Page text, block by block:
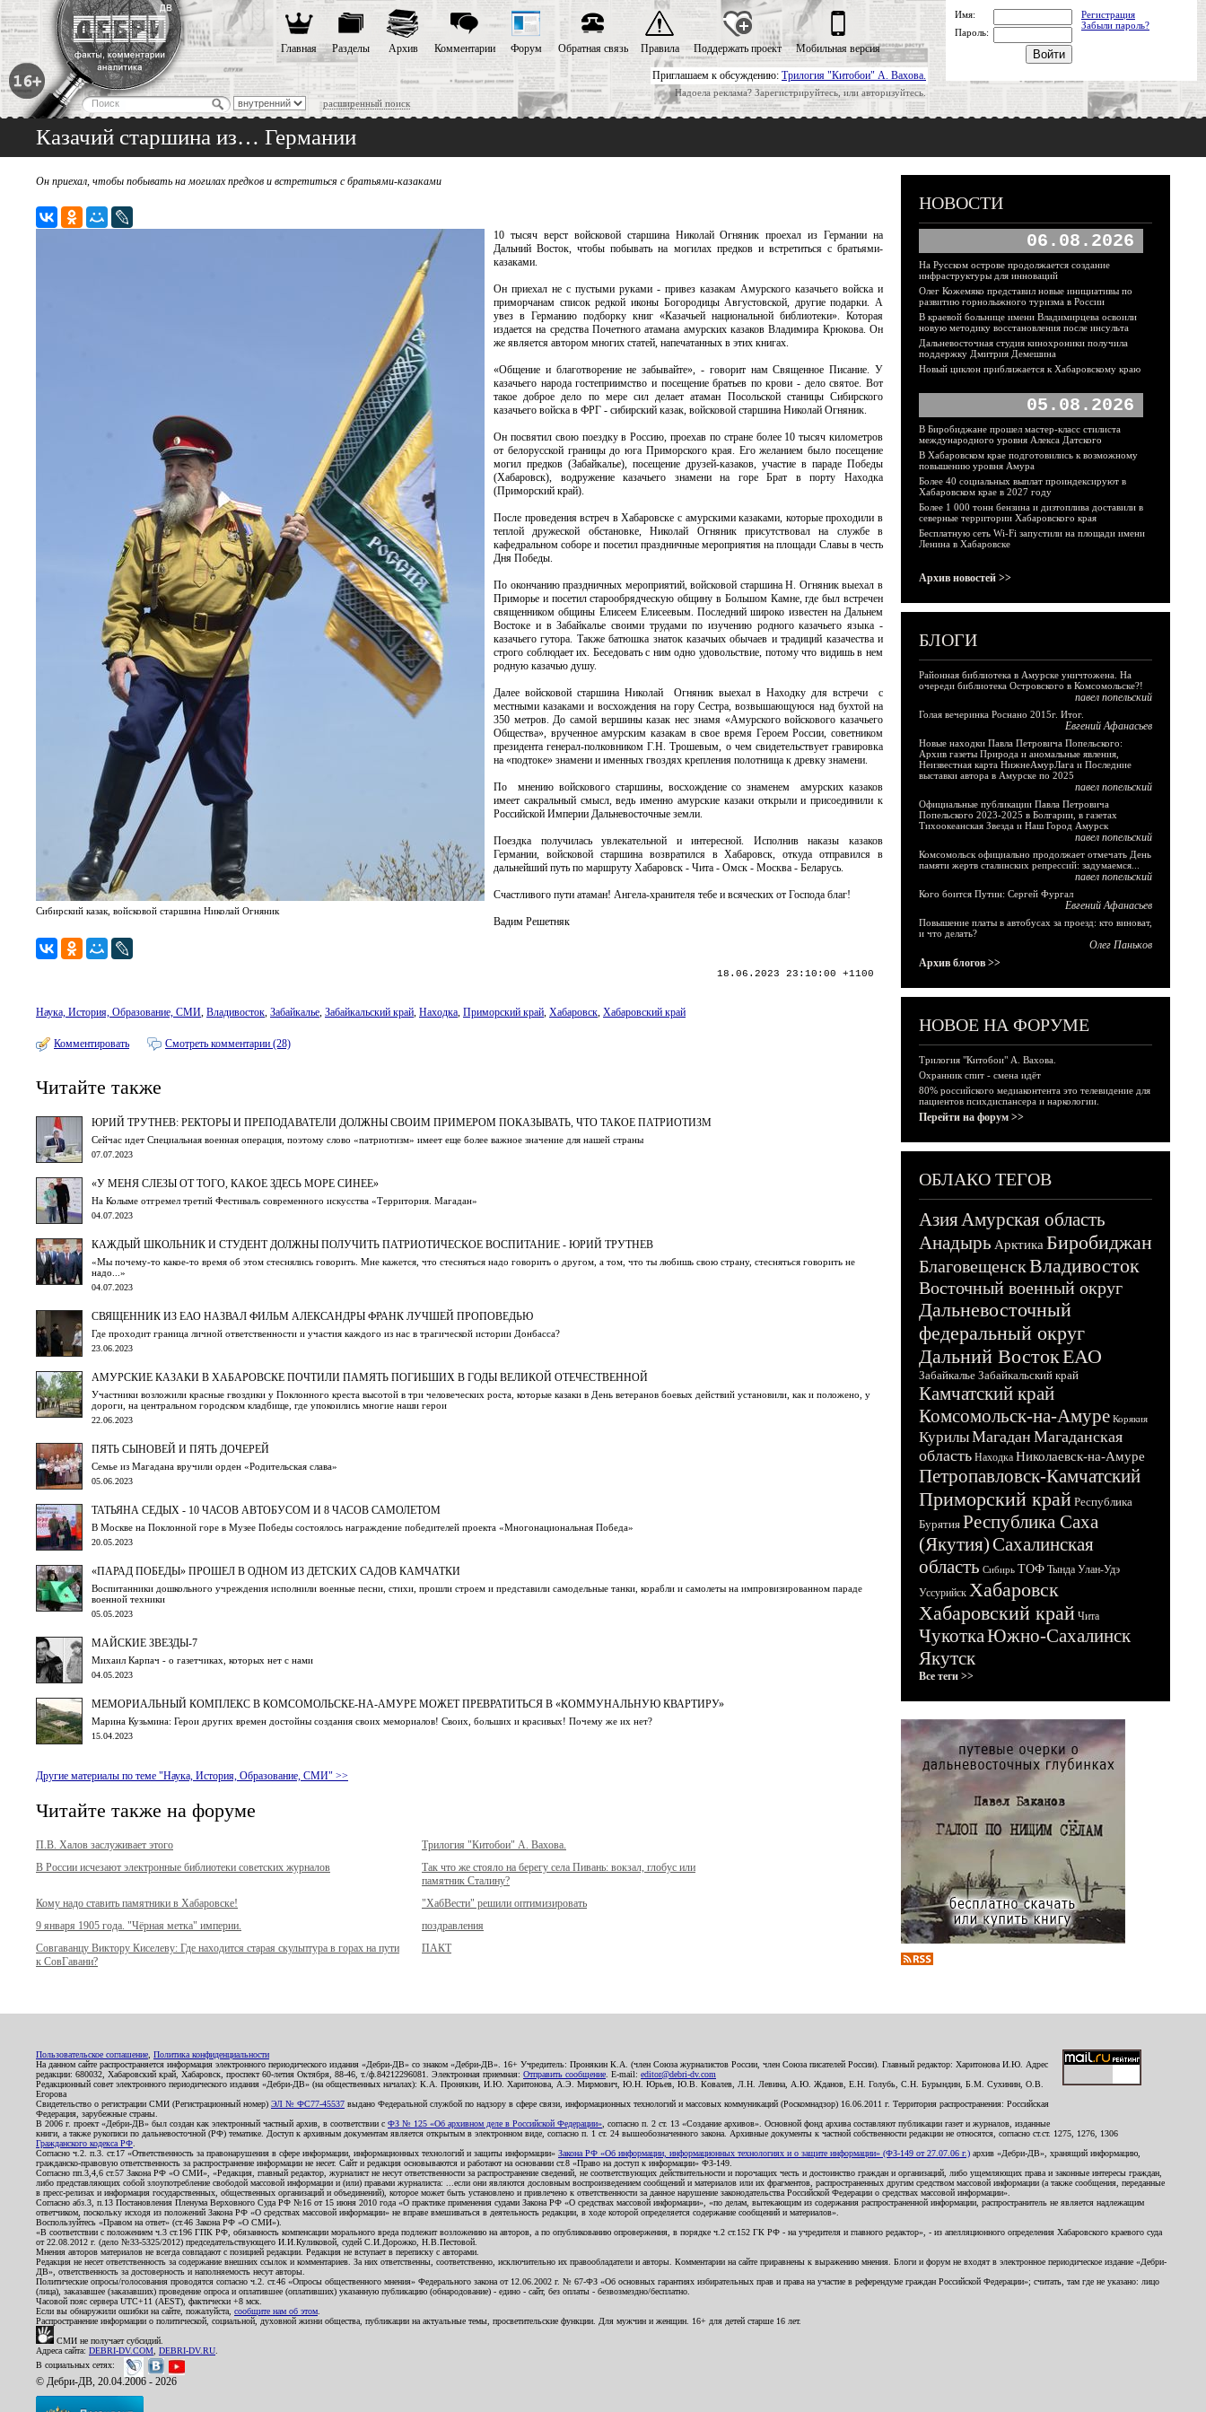
Приглашаем к обсуждению: Трилогия "Китобои" А. Вахова.
Надоела реклама? Зарегистрируйтесь, или авторизуйтесь.
расширенный поиск
Главная Разделы Архив Комментарии Форум Обратная связь Правила Поддержать проект Мобильная версия
Имя:
Регистрация
Забыли пароль?
Пароль:
Казачий старшина из… Германии
Он приехал, чтобы побывать на могилах предков и встретиться с братьями-казаками
Сибирский казак, войсковой старшина Николай Огняник
10 тысяч верст войсковой старшина Николай Огняник проехал из Германии на
Дальний Восток, чтобы побывать на могилах предков и встретиться с братьями-
казаками.
Он приехал не с пустыми руками - привез казакам Амурского казачьего войска и
приморчанам список редкой иконы Богородицы Августовской, другие подарки. А
увез в Германию подборку книг «Казачьей национальной библиотеки». Которая
издается на средства Почетного атамана амурских казаков Владимира Крюкова. Он
же является автором многих статей, напечатанных в этих книгах.
«Общение и благотворение не забывайте», - говорит нам Священное Писание. У
казачьего народа гостеприимство и посещение братьев по крови - дело святое. Вот
такое доброе дело по мере сил делает атаман Посольской станицы Сибирского
казачьего войска в ФРГ - сибирский казак, войсковой старшина Николай Огняник.
Он посвятил свою поездку в Россию, проехав по стране более 10 тысяч километров
от белорусской границы до юга Приморского края. Его желанием было посещение
могил предков (Забайкалье), посещение друзей-казаков, участие в параде Победы
(Хабаровск), водружение казачьего знамени на горе Брат в порту Находка
(Приморский край).
После проведения встреч в Хабаровске с амурскими казаками, которые проходили в
теплой дружеской обстановке, Николай Огняник присутствовал на службе в
кафедральном соборе и посетил праздничные мероприятия на площади Славы в честь
Дня Победы.
По окончанию праздничных мероприятий, войсковой старшина Н. Огняник выехал в
Приморье и посетил старообрядческую общину в Большом Камне, где был встречен
священником общины Елисеем Елисеевым. Последний широко известен на Дальнем
Востоке и в Забайкалье своими трудами по изучению родного казачьего языка -
казачьего гутора. Также батюшка знаток казачьих обычаев и традиций казачества и
строго соблюдает их. Беседовать с ним одно удовольствие, потому что видишь в нем
родную казачью душу.
Далее войсковой старшина Николай Огняник выехал в Находку для встречи с
местными казаками и восхождения на гору Сестра, возвышающуюся над бухтой на
350 метров. До самой вершины казак нес знамя «Амурского войскового казачьего
Общества», врученное амурским казакам в свое время Героем России, советником
президента генерал-полковником Г.Н. Трошевым, о чем свидетельствует гравировка
на «подтоке» знамени и именных гвоздях крепления полотнища к древку знамени.
По мнению войскового старшины, восхождение со знаменем амурских казаков
имеет сакральный смысл, ведь именно амурские казаки открыли и присоединили к
Российской Империи Дальневосточные земли.
Поездка получилась увлекательной и интересной. Исполнив наказы казаков
Германии, войсковой старшина возвратился в Хабаровск, откуда отправился в
дальнейший путь по маршруту Хабаровск - Чита - Омск - Москва - Беларусь.
Счастливого пути атаман! Ангела-хранителя тебе и всяческих от Господа благ!
Вадим Решетняк
18.06.2023 23:10:00 +1100
Наука, История, Образование, СМИ, Владивосток, Забайкалье, Забайкальский край, Находка, Приморский край, Хабаровск, Хабаровский край
Комментировать Смотреть комментарии (28)
Читайте также
ЮРИЙ ТРУТНЕВ: РЕКТОРЫ И ПРЕПОДАВАТЕЛИ ДОЛЖНЫ СВОИМ ПРИМЕРОМ ПОКАЗЫВАТЬ, ЧТО ТАКОЕ ПАТРИОТИЗМ
Сейчас идет Специальная военная операция, поэтому слово «патриотизм» имеет еще более важное значение для нашей страны
07.07.2023
«У МЕНЯ СЛЕЗЫ ОТ ТОГО, КАКОЕ ЗДЕСЬ МОРЕ СИНЕЕ»
На Колыме отгремел третий Фестиваль современного искусства «Территория. Магадан»
04.07.2023
КАЖДЫЙ ШКОЛЬНИК И СТУДЕНТ ДОЛЖНЫ ПОЛУЧИТЬ ПАТРИОТИЧЕСКОЕ ВОСПИТАНИЕ - ЮРИЙ ТРУТНЕВ
«Мы почему-то какое-то время об этом стеснялись говорить. Мне кажется, что стесняться надо говорить о другом, а том, что ты любишь свою страну, стесняться говорить не
надо...»
04.07.2023
СВЯЩЕННИК ИЗ ЕАО НАЗВАЛ ФИЛЬМ АЛЕКСАНДРЫ ФРАНК ЛУЧШЕЙ ПРОПОВЕДЬЮ
Где проходит граница личной ответственности и участия каждого из нас в трагической истории Донбасса?
23.06.2023
АМУРСКИЕ КАЗАКИ В ХАБАРОВСКЕ ПОЧТИЛИ ПАМЯТЬ ПОГИБШИХ В ГОДЫ ВЕЛИКОЙ ОТЕЧЕСТВЕННОЙ
Участники возложили красные гвоздики у Поклонного креста высотой в три человеческих роста, которые казаки в День ветеранов боевых действий установили, как и положено, у
дороги, на центральном городском кладбище, где упокоились многие наши герои
22.06.2023
ПЯТЬ СЫНОВЕЙ И ПЯТЬ ДОЧЕРЕЙ
Семье из Магадана вручили орден «Родительская слава»
05.06.2023
ТАТЬЯНА СЕДЫХ - 10 ЧАСОВ АВТОБУСОМ И 8 ЧАСОВ САМОЛЕТОМ
В Москве на Поклонной горе в Музее Победы состоялось награждение победителей проекта «Многонациональная Победа»
20.05.2023
«ПАРАД ПОБЕДЫ» ПРОШЕЛ В ОДНОМ ИЗ ДЕТСКИХ САДОВ КАМЧАТКИ
Воспитанники дошкольного учреждения исполнили военные песни, стихи, прошли строем и представили самодельные танки, корабли и самолеты на импровизированном параде
военной техники
05.05.2023
МАЙСКИЕ ЗВЕЗДЫ-7
Михаил Карпач - о газетчиках, которых нет с нами
04.05.2023
МЕМОРИАЛЬНЫЙ КОМПЛЕКС В КОМСОМОЛЬСКЕ-НА-АМУРЕ МОЖЕТ ПРЕВРАТИТЬСЯ В «КОММУНАЛЬНУЮ КВАРТИРУ»
Марина Кузьмина: Герои других времен достойны создания своих мемориалов! Своих, больших и красивых! Почему же их нет?
15.04.2023
Другие материалы по теме "Наука, История, Образование, СМИ" >>
Читайте также на форуме
П.В. Халов заслуживает этого
Трилогия "Китобои" А. Вахова.
В России исчезают электронные библиотеки советских журналов
Так что же стояло на берегу села Пивань: вокзал, глобус или
памятник Сталину?
Кому надо ставить памятники в Хабаровске!
"ХабВести" решили оптимизировать
9 января 1905 года. "Чёрная метка" империи.
поздравления
Совгаванцу Виктору Киселеву: Где находится старая скульптура в горах на пути
к СовГавани?
ПАКТ
НОВОСТИ
06.08.2026
На Русском острове продолжается создание
инфраструктуры для инноваций
Олег Кожемяко представил новые инициативы по
развитию горнолыжного туризма в России
В краевой больнице имени Владимирцева освоили
новую методику восстановления после инсульта
Дальневосточная студия кинохроники получила
поддержку Дмитрия Демешина
Новый циклон приближается к Хабаровскому краю
05.08.2026
В Биробиджане прошел мастер-класс стилиста
международного уровня Алекса Датского
В Хабаровском крае подготовились к возможному
повышению уровня Амура
Более 40 социальных выплат проиндексируют в
Хабаровском крае в 2027 году
Более 1 000 тонн бензина и дизтоплива доставили в
северные территории Хабаровского края
Бесплатную сеть Wi-Fi запустили на площади имени
Ленина в Хабаровске
Архив новостей >>
БЛОГИ
Районная библиотека в Амурске уничтожена. На
очереди библиотека Островского в Комсомольске?!
павел попельский
Голая вечеринка Роснано 2015г. Итог.
Евгений Афанасьев
Новые находки Павла Петровича Попельского:
Архив газеты Природа и аномальные явления,
Неизвестная карта НижнеАмурЛага и Последние
выставки автора в Амурске по 2025
павел попельский
Официальные публикации Павла Петровича
Попельского 2023-2025 в Болгарии, в газетах
Тихоокеанская Звезда и Наш Город Амурск
павел попельский
Комсомольск официально продолжает отмечать День
памяти жертв сталинских репрессий: задумаемся...
павел попельский
Кого боится Путин: Сергей Фургал
Евгений Афанасьев
Повышение платы в автобусах за проезд: кто виноват,
и что делать?
Олег Паньков
Архив блогов >>
НОВОЕ НА ФОРУМЕ
Трилогия "Китобои" А. Вахова.
Охранник спит - смена идёт
80% российского медиаконтента это телевидение для
пациентов психдиспансера и наркологии.
Перейти на форум >>
ОБЛАКО ТЕГОВ
АзияАмурская область
Анадырь Арктика Биробиджан
БлаговещенскВладивосток
Восточный военный округ
Дальневосточный
федеральный округ
Дальний ВостокЕАО
Забайкалье Забайкальский край
Камчатский край
Комсомольск-на-Амуре Корякия
КурилыМагадан Магаданская
область Находка Николаевск-на-Амуре
Петропавловск-Камчатский
Приморский край Республика
Бурятия Республика Саха
(Якутия)Сахалинская
область Сибирь ТОФ Тында Улан-Удэ
Уссурийск Хабаровск
Хабаровский край Чита
ЧукоткаЮжно-Сахалинск
Якутск
Все теги >>
Пользовательское соглашение Политика конфиденциальности
На данном сайте распространяется информация электронного периодического издания «Дебри-ДВ» со знаком «Дебри-ДВ». 16+ Учредитель: Пронякин К.А. (член Союза журналистов России, член Союза писателей России). Главный редактор: Харитонова И.Ю. Адрес
редакции: 680032, Хабаровский край, Хабаровск, проспект 60-летия Октября, 88-46, т./ф.84212296081. Электронная приемная: Отправить сообщение . E-mail: editor@debri-dv.com
Редакционный совет электронного периодического издания «Дебри-ДВ» (на общественных началах): К.А. Пронякин, И.Ю. Харитонова, А.Э. Мирмович, Ю.Н. Юрьев, Ю.В. Ковалев, Л.Н. Левина, А.Ю. Жданов, Е.Н. Голубь, С.Н. Бурындин, Б.М. Сухинин, О.В.
Егорова
Свидетельство о регистрации СМИ (Регистрационный номер) ЭЛ № ФС77-45537 выдано Федеральной службой по надзору в сфере связи, информационных технологий и массовых коммуникаций (Роскомнадзор) 16.06.2011 г. Территория распространения: Российская
Федерация, зарубежные страны.
В 2006 г. проект «Дебри-ДВ» был создан как электронный частный архив, в соответствии с ФЗ № 125 «Об архивном деле в Российской Федерации» , согласно п. 2 ст. 13 «Создание архивов». Основной фонд архива составляют публикации газет и журналов, изданные
книги, а также рукописи по дальневосточной (РФ) тематике. Доступ к архивным документам является открытым в электронном виде, согласно п. 1 ст. 24 вышеобозначенного закона. Архивные документы к частной собственности редакции не относятся, согласно ст.ст. 1275, 1276, 1306
Гражданского кодекса РФ
Согласно ч.2. п.3. ст.17 «Ответственность за правонарушения в сфере информации, информационных технологий и защиты информации» Закона РФ «Об информации, информационных технологиях и о защите информации» (ФЗ-149 от 27.07.06 г.) архив «Дебри-ДВ», хранящий информацию,
гражданско-правовую ответственность за распространение информации не несет. Сайт и редакция основываются и работают на основании ст.8 «Право на доступ к информации» ФЗ-149.
Согласно пп.3,4,6 ст.57 Закона РФ «О СМИ», «Редакция, главный редактор, журналист не несут ответственности за распространение сведений, не соответствующих действительности и порочащих честь и достоинство граждан и организаций, либо ущемляющих права и законные интересы граждан,
либо представляющих собой злоупотребление свободой массовой информации и (или) правами журналиста: ...если они являются дословным воспроизведением сообщений и материалов или их фрагментов, распространенных другим средством массовой информации (а также сообщения, переданные
в пресс-релизах и информация государственных, общественных организаций и объединений), которое может быть установлено и привлечено к ответственности за данное нарушение законодательства Российской Федерации о средствах массовой информации».
Согласно абз.3, п.13 Постановления Пленума Верховного Суда РФ №16 от 15 июня 2010 года «О практике применения судами Закона РФ «О средствах массовой информации», «по делам, вытекающим из содержания распространенной информации, распространитель не является надлежащим
ответчиком, поскольку исходя из положений Закона РФ «О средствах массовой информации» не вправе вмешиваться в деятельность редакции, в ходе которой определяется содержание сообщений и материалов».
Воспользуйтесь «Правом на ответ» (ст.46 Закона РФ «О СМИ»).
«В соответствии с положением ч.3 ст.196 ГПК РФ, обязанность компенсации морального вреда подлежит возложению на авторов, а по опубликованию опровержения, в порядке ч.2 ст.152 ГК РФ - на учредителя и главного редактор», - из апелляционного определения Хабаровского краевого суда
от 22.08.2012 г. (дело №33-5325/2012) председательствующего И.И.Куликовой, судей С.И.Дорожко, Н.В.Пестовой.
Мнения авторов материалов не всегда совпадают с позицией редакции. Редакция не вступает в переписку с авторами.
Редакция не несет ответственность за содержание внешних ссылок и комментариев. За них ответственны, соответственно, исключительно их правообладатели и авторы. Комментарии на сайте приравнены к выражению мнения. Блоги и форум не входят в электронное периодическое издание «Дебри-
ДВ», ответственность за достоверность и наполняемость несут авторы.
Политические опросы/голосования проводятся согласно ч.2. ст.46 «Опросы общественного мнения» Федерального закона от 12.06.2002 г. № 67-ФЗ «Об основных гарантиях избирательных прав и права на участие в референдуме граждан Российской Федерации»; считать, там где не указано: лицо
(лица), заказавшее (заказавших) проведение опроса и оплатившее (оплативших) указанную публикацию (обнародование) - едино - сайт, без оплаты - безвозмездно/бесплатно.
Часовой пояс сервера UTC+11 (AEST), фактически +8 мск.
Если вы обнаружили ошибки на сайте, пожалуйста, сообщите нам об этом
Распространение информации о политической, социальной, духовной жизни общества, публикации на актуальные темы, просветительские функции. Для мужчин и женщин. 16+ для детей старше 16 лет.
СМИ не получает субсидий.
Адреса сайта: DEBRI-DV.COM DEBRI-DV.RU
В социальных сетях:
© Дебри-ДВ, 20.04.2006 - 2026